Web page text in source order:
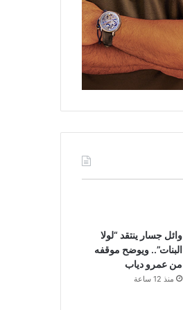
وائل جسار ينتقد “لولا
البنات”.. ويوضح موقفه
من عمرو دياب
منذ 12 ساعة